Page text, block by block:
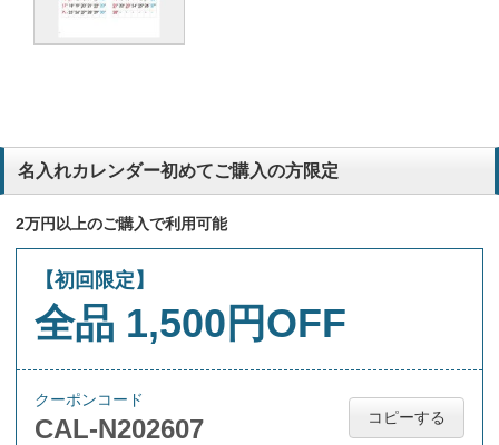
名入れカレンダー初めてご購入の方限定
2万円以上のご購入で利用可能
【初回限定】
全品 1,500円OFF
クーポンコード
CAL-N202607 コピーする